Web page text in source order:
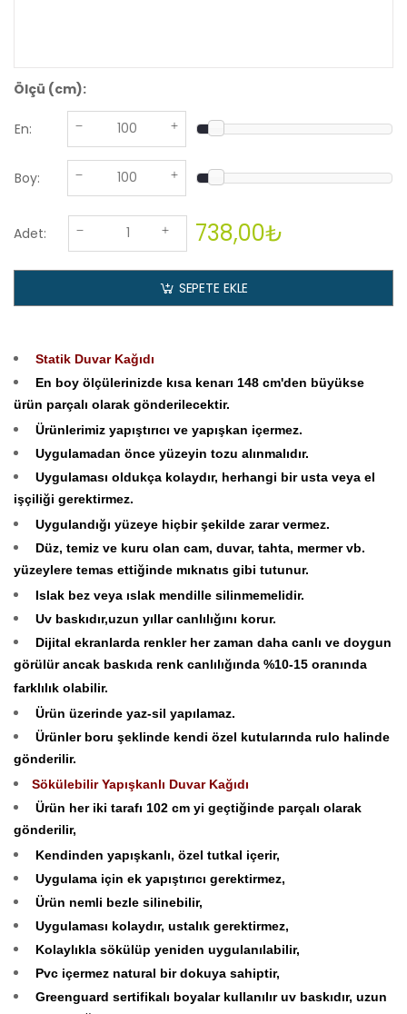
Ölçü (cm):
En:
Boy:
Adet: 738,00₺
SEPETE EKLE
Statik Duvar Kağıdı
En boy ölçülerinizde kısa kenarı 148 cm'den büyükse
ürün parçalı olarak gönderilecektir.
Ürünlerimiz yapıştırıcı ve yapışkan içermez.
Uygulamadan önce yüzeyin tozu alınmalıdır.
Uygulaması oldukça kolaydır, herhangi bir usta veya el
işçiliği gerektirmez.
Uygulandığı yüzeye hiçbir şekilde zarar vermez.
Düz, temiz ve kuru olan cam, duvar, tahta, mermer vb.
yüzeylere temas ettiğinde mıknatıs gibi tutunur.
Islak bez veya ıslak mendille silinmemelidir.
Uv baskıdır,uzun yıllar canlılığını korur.
Dijital ekranlarda renkler her zaman daha canlı ve doygun
görülür ancak baskıda renk canlılığında %10-15 oranında
farklılık olabilir.
Ürün üzerinde yaz-sil yapılamaz.
Ürünler boru şeklinde kendi özel kutularında rulo halinde
gönderilir.
Sökülebilir Yapışkanlı Duvar Kağıdı
Ürün her iki tarafı 102 cm yi geçtiğinde parçalı olarak
gönderilir,
Kendinden yapışkanlı, özel tutkal içerir,
Uygulama için ek yapıştırıcı gerektirmez,
Ürün nemli bezle silinebilir,
Uygulaması kolaydır, ustalık gerektirmez,
Kolaylıkla sökülüp yeniden uygulanılabilir,
Pvc içermez natural bir dokuya sahiptir,
Greenguard sertifikalı boyalar kullanılır uv baskıdır, uzun